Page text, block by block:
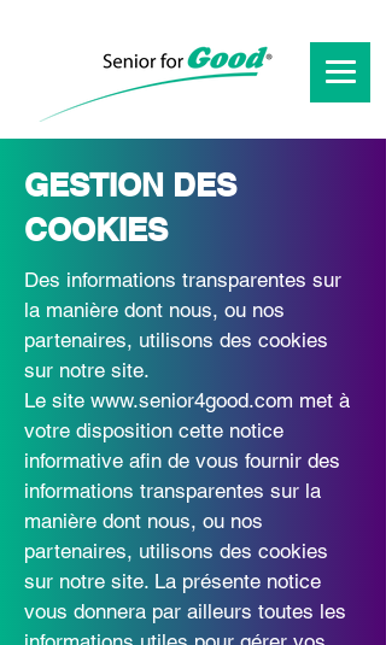
GESTION DES
COOKIES
Des informations transparentes sur
la manière dont nous, ou nos
partenaires, utilisons des cookies
sur notre site.
Le site www.senior4good.com met à
votre disposition cette notice
informative afin de vous fournir des
informations transparentes sur la
manière dont nous, ou nos
partenaires, utilisons des cookies
sur notre site. La présente notice
vous donnera par ailleurs toutes les